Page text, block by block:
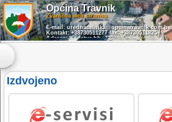
Općina Travnik
Zvanična web stranica
E-mail: urednacelnika@opcinatravnik.com.ba
Kontakt: +38730511277 fax: +38730511825
Adresa: Konatur bb, 72270 Travnik
Radno vrijeme: 07:00 - 15:30
Izdvojeno